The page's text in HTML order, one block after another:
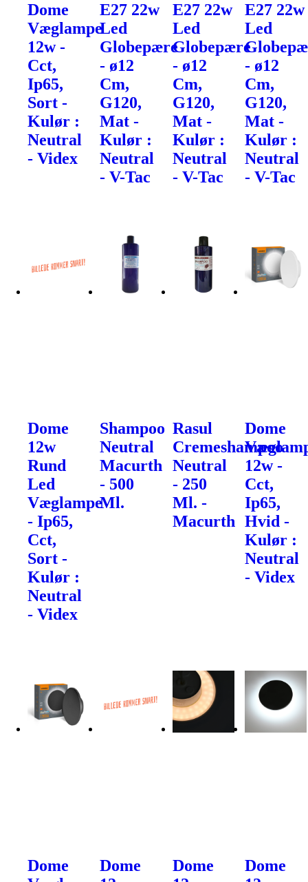
Dome
Væglampe
12w -
Cct,
Ip65,
Sort -
Kulør :
Neutral
- Videx
E27 22w
Led
Globepære
- ø12
Cm,
G120,
Mat -
Kulør :
Neutral
- V-Tac
E27 22w
Led
Globepære
- ø12
Cm,
G120,
Mat -
Kulør :
Neutral
- V-Tac
E27 22w
Led
- ø12
Cm,
G120,
Mat -
Kulør :
Neutral
- V-Tac
Dome
12w
Rund
Led
Væglampe
- Ip65,
Cct,
Sort -
Kulør :
Neutral
- Videx
Shampoo
Neutral
Macurth
- 500
Ml.
Rasul
Cremeshampoo
Neutral
- 250
Ml. -
Macurth
Dome
12w -
Cct,
Ip65,
Hvid -
Kulør :
Neutral
- Videx
Dome
Dome
Dome
Dome